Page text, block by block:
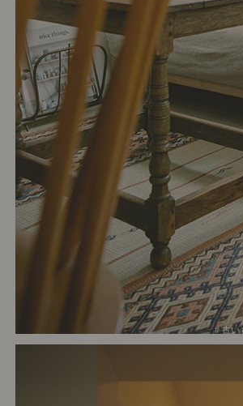
# 古い